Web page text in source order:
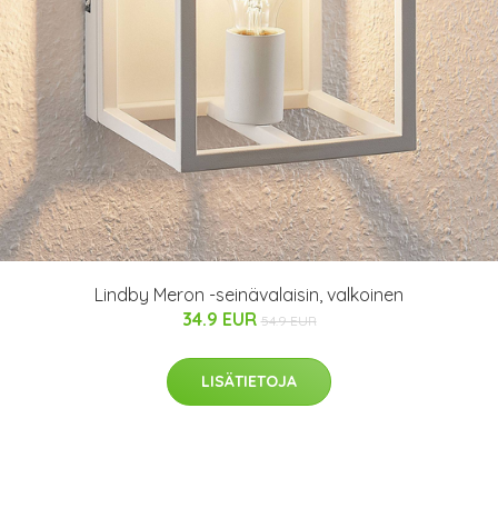
Lindby Meron -seinävalaisin, valkoinen
34.9 EUR 54.9 EUR
LISÄTIETOJA